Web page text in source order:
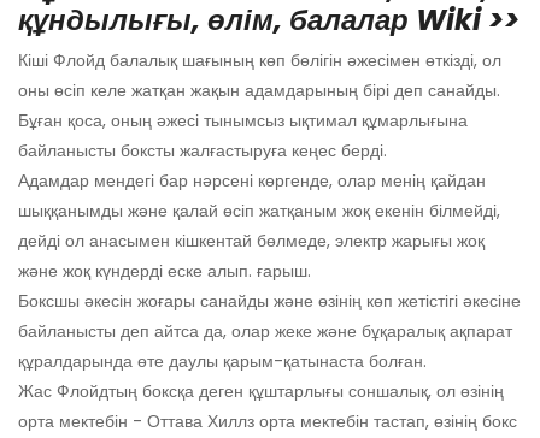
құндылығы, өлім, балалар Wiki >>
Кіші Флойд балалық шағының көп бөлігін әжесімен өткізді, ол
оны өсіп келе жатқан жақын адамдарының бірі деп санайды.
Бұған қоса, оның әжесі тынымсыз ықтимал құмарлығына
байланысты боксты жалғастыруға кеңес берді.
Адамдар мендегі бар нәрсені көргенде, олар менің қайдан
шыққанымды және қалай өсіп жатқаным жоқ екенін білмейді,
дейді ол анасымен кішкентай бөлмеде, электр жарығы жоқ
және жоқ күндерді еске алып. ғарыш.
Боксшы әкесін жоғары санайды және өзінің көп жетістігі әкесіне
байланысты деп айтса да, олар жеке және бұқаралық ақпарат
құралдарында өте даулы қарым-қатынаста болған.
Жас Флойдтың боксқа деген құштарлығы соншалық, ол өзінің
орта мектебін - Оттава Хиллз орта мектебін тастап, өзінің бокс